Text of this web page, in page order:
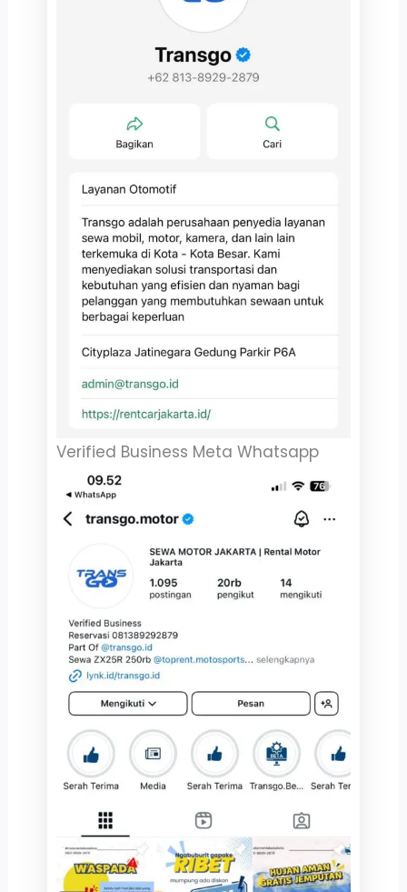
Verified Business Meta Whatsapp